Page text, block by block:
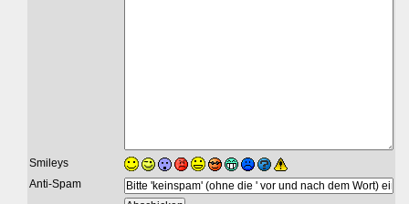
Smileys
Anti-Spam